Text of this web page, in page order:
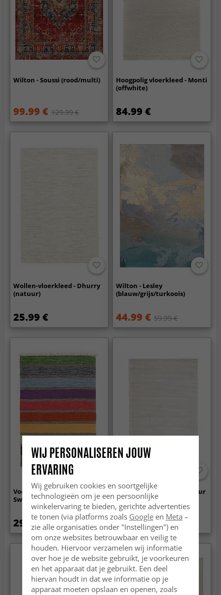
Wilton - Soussi (rood/multi)
99.99 € 129.99 €
Hoogpolig vloerkleed - Monti
(offwhite)
84.99 €
Wollen-vloerkleed - Dhurry
(natuur)
25.99 €
Wilton - Lesley
(blauw/grijs/turkoois)
44.99 € 59.99 €
Voddenkleed van Strehög of
Sweden - Gotland (multi)
29.99 €
Viscose-vloerkleed - Jodhpur
Special Luxury Edition
(offwhite)
159 € 199 €
WIJ PERSONALISEREN JOUW
ERVARING
Wij gebruiken cookies en soortgelijke
technologieën om je een persoonlijke
winkelervaring te bieden, gerichte advertenties
te tonen (via platforms zoals Googleen Meta –
zie alle organisaties onder "Instellingen") en
om onze websites betrouwbaar en veilig te
houden. Hiervoor verzamelen wij informatie
over hoe je de website gebruikt, je voorkeuren
en het apparaat dat je gebruikt. Een deel
hiervan houdt in dat we informatie op je
apparaat moeten opslaan en openen, zoals